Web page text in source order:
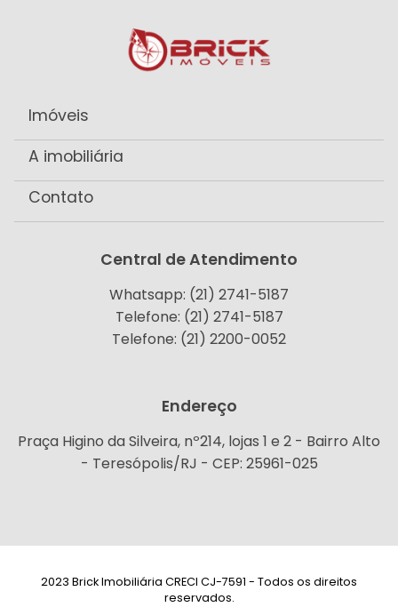
Imóveis
A imobiliária
Contato
Central de Atendimento
Whatsapp: (21) 2741-5187
Telefone: (21) 2741-5187
Telefone: (21) 2200-0052
Endereço
Praça Higino da Silveira, nº214, lojas 1 e 2 - Bairro Alto
- Teresópolis/RJ - CEP: 25961-025
2023 Brick Imobiliária CRECI CJ-7591 - Todos os direitos
reservados.